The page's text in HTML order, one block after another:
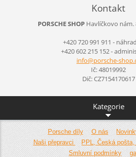
Kontakt
PORSCHE SHOP Havlíčkovo nám.
+420 720 991 911 -
+420 602 215 152 -
info@porsche-sho
Ič: 48019992
Dič: CZ7154170617
Kategorie
Porsche díly O nás
Naši přepravci
PPL, Česká
Smluvní podmínky